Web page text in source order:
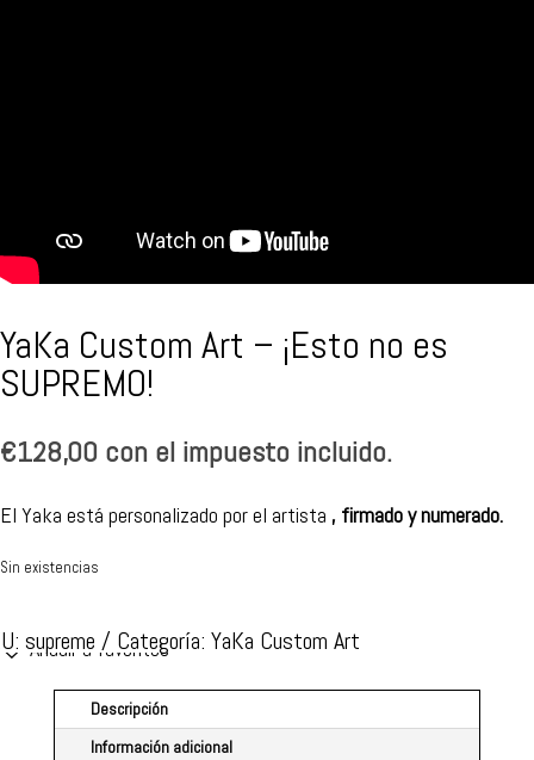
YaKa Custom Art – ¡Esto no es
SUPREMO!
€128,00 con el impuesto incluido.
El Yaka está personalizado por el artista , firmado y numerado.
Sin existencias
Añadir a favoritos
supreme Categoría: YaKa Custom Art
Descripción
Información adicional